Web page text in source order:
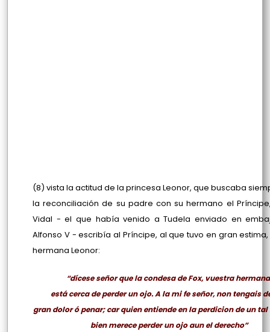
(8) vista la actitud de la princesa Leonor, que buscaba
la reconciliación de su padre con su hermano el
Vidal - el que había venido a Tudela enviado en
Alfonso V - escribía al Príncipe, al que tuvo en gran
hermana Leonor:
“dícese señor que la condesa de Fox, vuestra
está cerca de perder un ojo. A la mi fe señor, non tengais
gran dolor ó penar; car quien entiende en la perdicion de un tal
bien merece perder un ojo aun el derecho”